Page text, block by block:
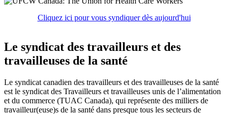
Cliquez ici pour vous syndiquer dès aujourd'hui
Le syndicat des travailleurs et des
travailleuses de la santé
Le syndicat canadien des travailleurs et des travailleuses de la santé
est le syndicat des Travailleurs et travailleuses unis de l’alimentation
et du commerce (TUAC Canada), qui représente des milliers de
travailleur(euse)s de la santé dans presque tous les secteurs de